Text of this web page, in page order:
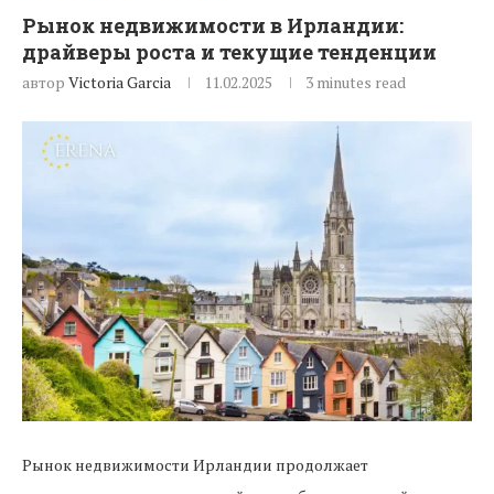
Рынок недвижимости в Ирландии:
драйверы роста и текущие тенденции
автор Victoria Garcia 11.02.2025 3 minutes read
Рынок недвижимости Ирландии продолжает